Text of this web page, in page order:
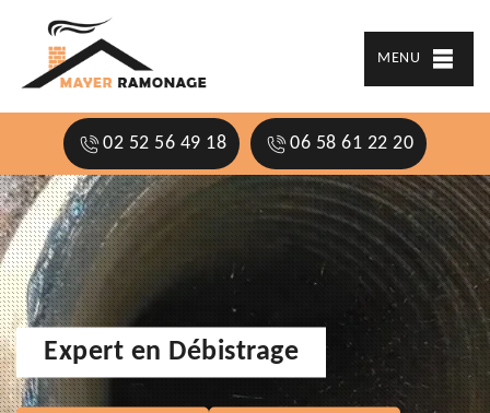
MENU
02 52 56 49 18 06 58 61 22 20
Expert en Débistrage